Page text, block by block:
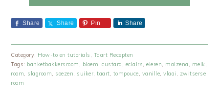
Share Share Pin Share
Category: How-to en tutorials , Taart Recepten
Tags: banketbakkersroom , bloem,custard , eclairs,eieren, maizena , melk,
room, slagroom, soezen, suiker,taart, tompouce, vanille,vlaai , zwitserse
room